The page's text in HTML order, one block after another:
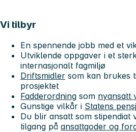
Vi tilbyr
En spennende jobb med et
Utviklende oppgaver i et
internasjonalt fagmiljø
Driftsmidler som kan brukes
prosjektet
Fadderordning som nyansatt
Gunstige vilkår i Statens
Du blir ansatt som stipendiat
tilgang på ansattgoder og